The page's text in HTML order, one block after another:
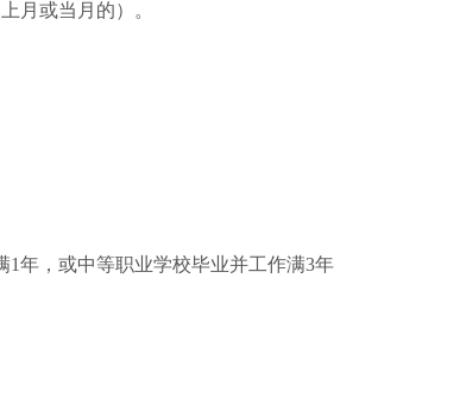
月或当月的）。
年，或中等职业学校毕业并工作满3年